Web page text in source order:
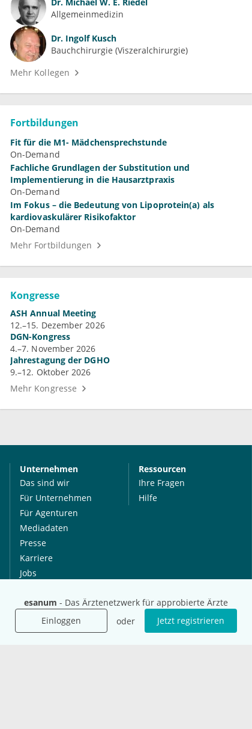
esanum - Das Ärztenetzwerk für approbierte Ärzte
Einloggen
oder Jetzt registrieren
Allgemeinmedizin
Dr. Ingolf Kusch
Bauchchirurgie (Viszeralchirurgie)
Mehr Kollegen
Fortbildungen
Fit für die M1- Mädchensprechstunde
On-Demand
Fachliche Grundlagen der Substitution und
Implementierung in die Hausarztpraxis
On-Demand
Im Fokus – die Bedeutung von Lipoprotein(a) als
kardiovaskulärer Risikofaktor
On-Demand
Mehr Fortbildungen
Kongresse
ASH Annual Meeting
12.–15. Dezember 2026
DGN-Kongress
4.–7. November 2026
Jahrestagung der DGHO
9.–12. Oktober 2026
Mehr Kongresse
Unternehmen
Das sind wir
Für Unternehmen
Für Agenturen
Mediadaten
Presse
Karriere
Jobs
Ressourcen
Ihre Fragen
Hilfe
International
esanum.it
esanum.com
Social Media
Youtube
Twitter